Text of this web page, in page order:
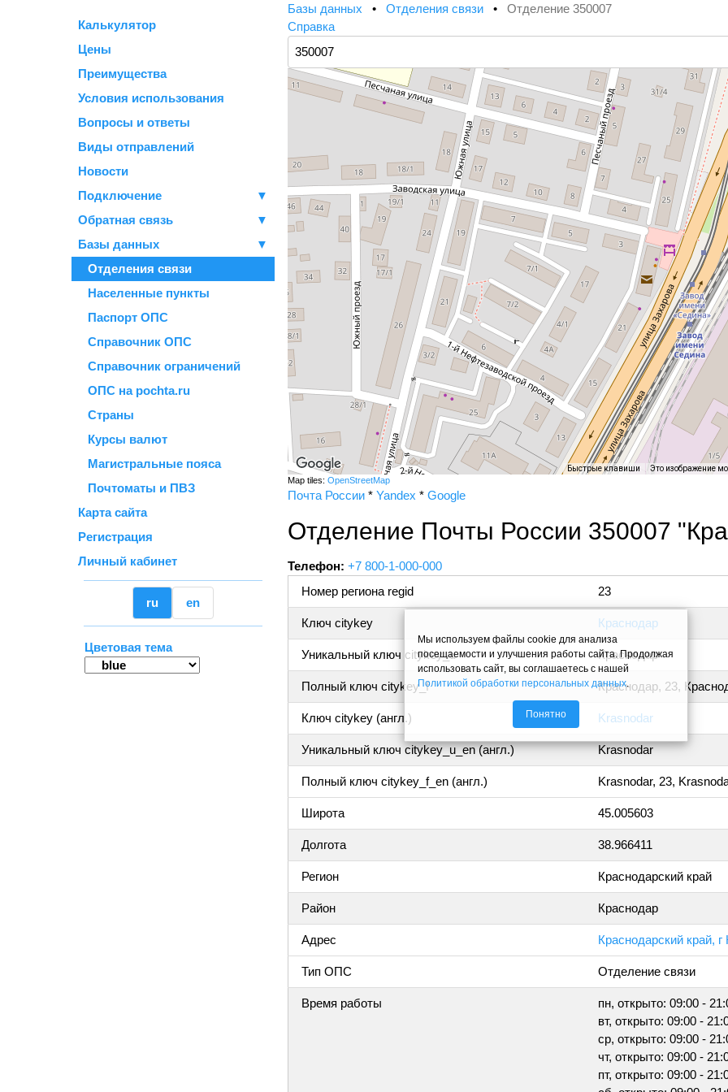
Калькулятор
Цены
Преимущества
Условия использования
Вопросы и ответы
Виды отправлений
Новости
Подключение
▼
Обратная связь
▼
Базы данных
▼
Отделения связи
Населенные пункты
Паспорт ОПС
Справочник ОПС
Справочник ограничений
ОПС на pochta.ru
Страны
Курсы валют
Магистральные пояса
Почтоматы и ПВЗ
Карта сайта
Регистрация
Личный кабинет
ru en
Цветовая тема
Базы данных • Отделения связи • Отделение 350007
Справка
Быстрые клавиши Это изображение
Map tiles: OpenStreetMap
Почта России * Yandex * Google
Отделение Почты России 350007
Телефон: +7 800-1-000-000
Номер региона regid
23
Ключ citykey Краснодар
Уникальный ключ citykey_u Краснодар
Полный ключ citykey_f Краснодар, 23,
Ключ citykey (англ.) Krasnodar
Уникальный ключ citykey_u_en (англ.) Krasnodar
Полный ключ citykey_f_en (англ.) Krasnodar, 23,
Широта 45.005603
Долгота 38.966411
Регион Краснодарский край
Район Краснодар
Адрес Краснодарский край,
Тип ОПС Отделение связи
Время работы
пн, открыто: 09:00 -
вт, открыто: 09:00 -
ср, открыто: 09:00 -
чт, открыто: 09:00 -
пт, открыто: 09:00 -
Мы используем файлы cookie для анализа
посещаемости и улучшения работы сайта. Продолжая
использовать сайт, вы соглашаетесь с нашей
Политикой обработки персональных данных.
Понятно